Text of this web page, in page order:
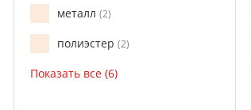
металл 2
полиэстер 2